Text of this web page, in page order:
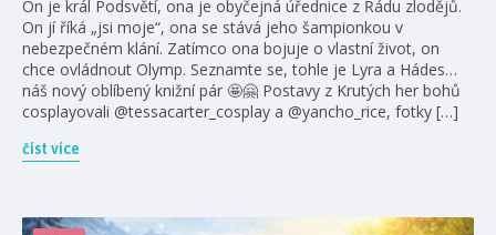
On je král Podsvětí, ona je obyčejná úřednice z Řádu zlodějů.
On jí říká „jsi moje“, ona se stává jeho šampionkou v
nebezpečném klání. Zatímco ona bojuje o vlastní život, on
chce ovládnout Olymp. Seznamte se, tohle je Lyra a Hádes…
náš nový oblíbený knižní pár 🤩🤗 Postavy z Krutých her bohů
cosplayovali @tessacarter_cosplay a @yancho_rice, fotky […]
číst více